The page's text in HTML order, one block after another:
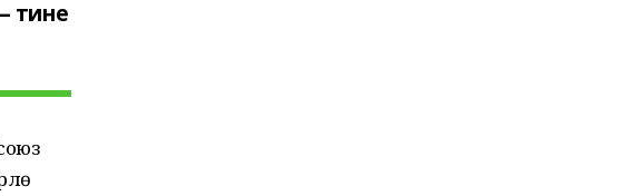
тине